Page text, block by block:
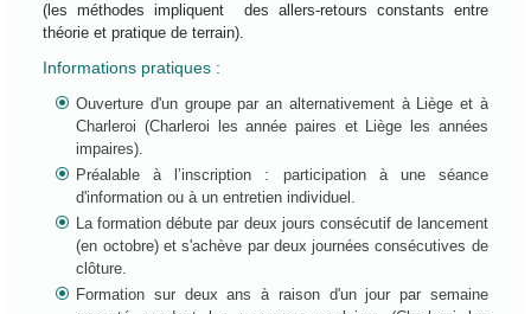
(les méthodes impliquent des allers-retours constants entre
théorie et pratique de terrain).
Informations pratiques :
Ouverture d'un groupe par an alternativement à Liège et à
Charleroi (Charleroi les année paires et Liège les années
impaires).
Préalable à l’inscription : participation à une séance
d'information ou à un entretien individuel.
La formation débute par deux jours consécutif de lancement
(en octobre) et s'achève par deux journées consécutives de
clôture.
Formation sur deux ans à raison d'un jour par semaine